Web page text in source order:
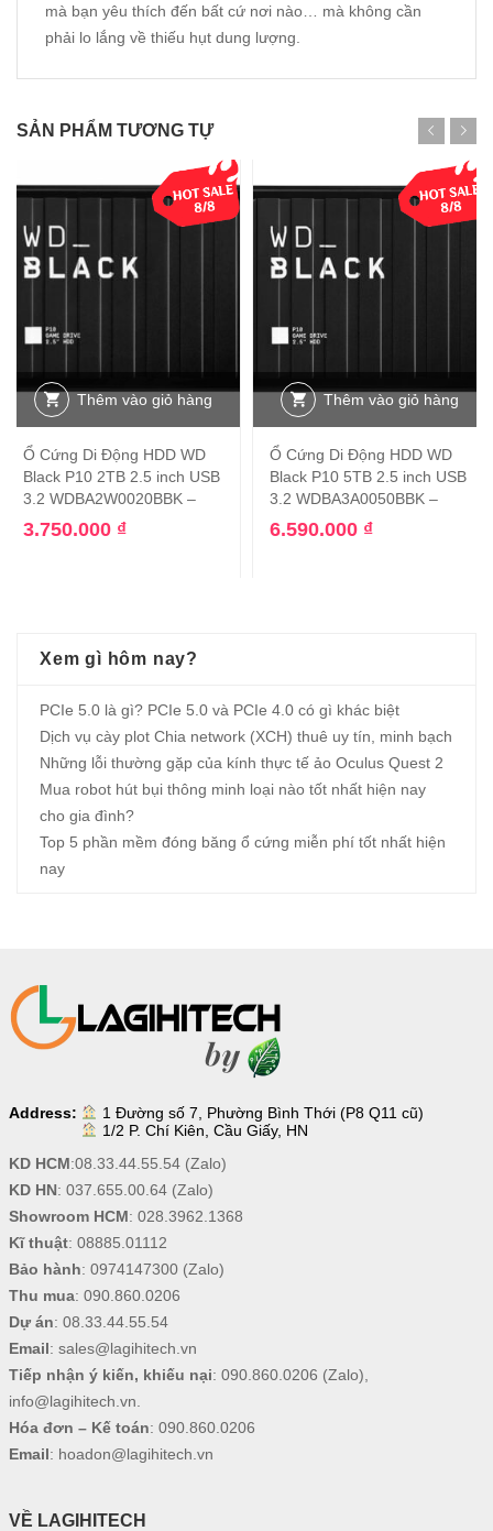
mà bạn yêu thích đến bất cứ nơi nào… mà không cần
phải lo lắng về thiếu hụt dung lượng.
SẢN PHẨM TƯƠNG TỰ
Thêm vào giỏ hàng
Ổ Cứng Di Động HDD WD
Black P10 2TB 2.5 inch USB
3.2 WDBA2W0020BBK –
3.750.000 ₫
Thêm vào giỏ hàng
Ổ Cứng Di Động HDD WD
Black P10 5TB 2.5 inch USB
3.2 WDBA3A0050BBK –
6.590.000 ₫
Xem gì hôm nay?
PCIe 5.0 là gì? PCIe 5.0 và PCIe 4.0 có gì khác biệt
Dịch vụ cày plot Chia network (XCH) thuê uy tín, minh bạch
Những lỗi thường gặp của kính thực tế ảo Oculus Quest 2
Mua robot hút bụi thông minh loại nào tốt nhất hiện nay
cho gia đình?
Top 5 phần mềm đóng băng ổ cứng miễn phí tốt nhất hiện
nay
Address:
1 Đường số 7, Phường Bình Thới (P8 Q11 cũ)
1/2 P. Chí Kiên, Cầu Giấy, HN
KD HCM:08.33.44.55.54(Zalo)
KD HN: 037.655.00.64(Zalo)
Showroom HCM: 028.3962.1368
Kĩ thuật: 08885.01112
Bảo hành: 0974147300(Zalo)
Thu mua: 090.860.0206
Dự án: 08.33.44.55.54
Email: sales@lagihitech.vn
Tiếp nhận ý kiến, khiếu nại: 090.860.0206 (Zalo),
info@lagihitech.vn
Hóa đơn – Kế toán: 090.860.0206
Email: hoadon@lagihitech.vn
VỀ LAGIHITECH